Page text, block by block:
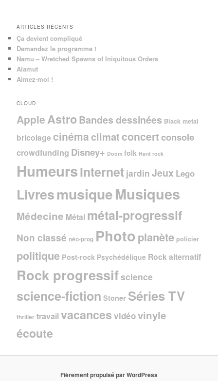
ARTICLES RÉCENTS
Ça devient compliqué
Demandez le programme !
Namu – Wretched Spawns of Iniquitous Orders
Alamut
Aimez-moi !
CLOUD
Apple AstroBandes dessinées Black metal
bricolage cinéma climat concertconsole
crowdfunding Disney+ Doom folk Hard rock
HumeursInternet jardin Jeux Lego
LivresmusiqueMusiques
Médecine Métal métal-progressif
Non classé néo-prog Photo planète policier
politique Post-rock Psychédélique Rock alternatif
Rock progressifscience
science-fiction Stoner Séries TV
thriller travail vacances vidéovinyle
écoute
Fièrement propulsé par WordPress